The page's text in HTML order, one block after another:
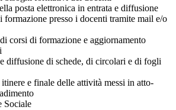
posta elettronica in entrata e diffusione
formazione presso i docenti tramite mail e/o
corsi di formazione e aggiornamento
diffusione di schede, di circolari e di fogli
e finale delle attività messi in atto-
Sociale